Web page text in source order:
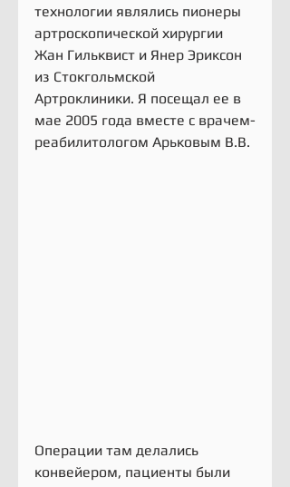
технологии являлись пионеры
артроскопической хирургии
Жан Гильквист и Янер Эриксон
из Стокгольмской
Артроклиники. Я посещал ее в
мае 2005 года вместе с врачем-
реабилитологом Арьковым В.В.
Операции там делались
конвейером, пациенты были